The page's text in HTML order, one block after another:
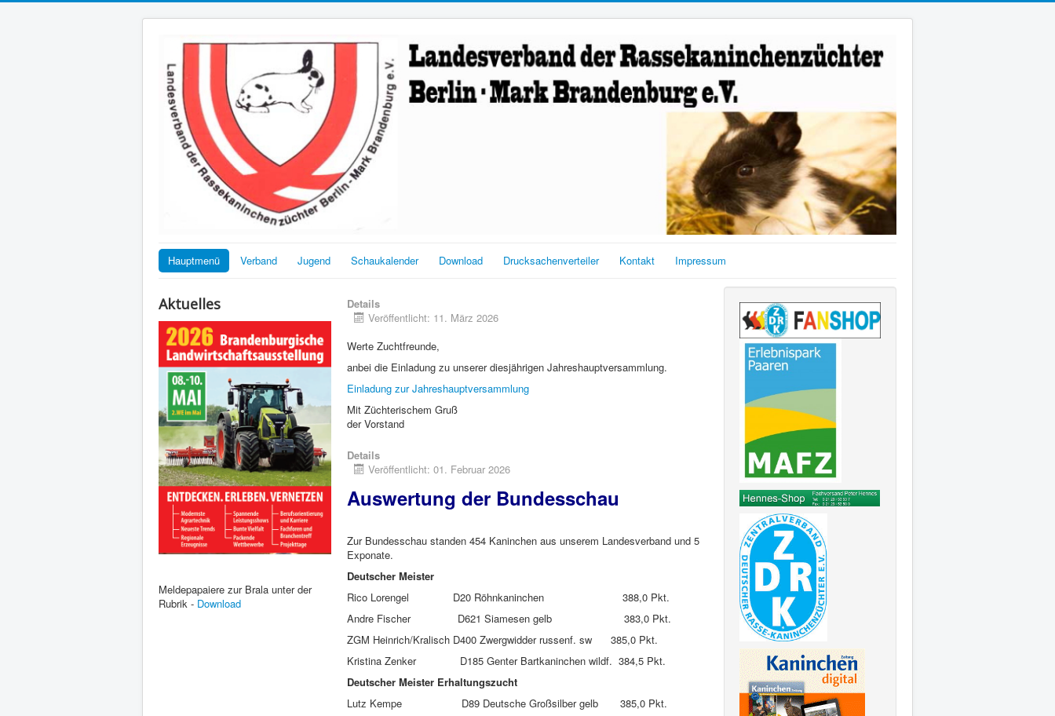
Hauptmenü Verband Jugend Schaukalender Download Drucksachenverteiler Kontakt Impressum
Aktuelles
Meldepapaiere zur Brala unter der
Rubrik - Download
Details
Veröffentlicht: 11. März 2026
Werte Zuchtfreunde,
anbei die Einladung zu unserer diesjährigen Jahreshauptversammlung.
Einladung zur Jahreshauptversammlung
Mit Züchterischem Gruß
der Vorstand
Details
Veröffentlicht: 01. Februar 2026
Auswertung der Bundesschau
Zur Bundesschau standen 454 Kaninchen aus unserem Landesverband und 5
Exponate.
Deutscher Meister
Rico Lorengel D20 Röhnkaninchen 388,0 Pkt.
Andre Fischer D621 Siamesen gelb 383,0 Pkt.
ZGM Heinrich/Kralisch D400 Zwergwidder russenf. sw 385,0 Pkt.
Kristina Zenker D185 Genter Bartkaninchen wildf. 384,5 Pkt.
Deutscher Meister Erhaltungszucht
Lutz Kempe D89 Deutsche Großsilber gelb 385,0 Pkt.